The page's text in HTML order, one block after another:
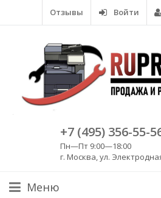
Отзывы Войти
+7 (495) 356-55-
Пн—Пт 9:00—18:00
г. Москва, ул.
Меню